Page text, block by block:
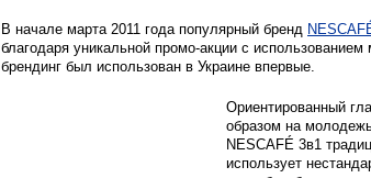
В начале марта 2011 года популярный бренд
благодаря уникальной промо-акции с
брендинг был использован в Украине впервые.
Ориентированный
образом на
NESCAFÉ 3в1
использует